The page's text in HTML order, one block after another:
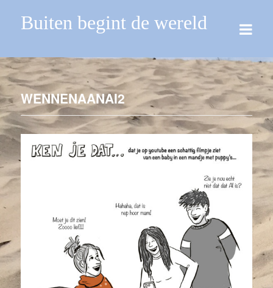
Buiten begint de wereld
WENNENAANAI2